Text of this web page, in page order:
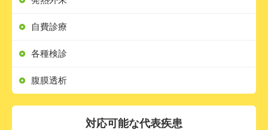
対応可能な代表疾患
自費診療
各種検診
腹膜透析